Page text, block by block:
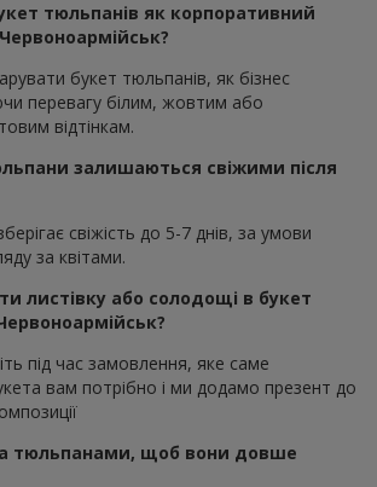
тюльпанів як корпоративний
букет тюльпанів, як бізнес
перевагу білим, жовтим або
відтінкам.
залишаються свіжими після
свіжість до 5-7 днів, за умови
за квітами.
листівку або солодощі в букет
під час замовлення, яке саме
вам потрібно і ми додамо презент до
тюльпанами, щоб вони довше